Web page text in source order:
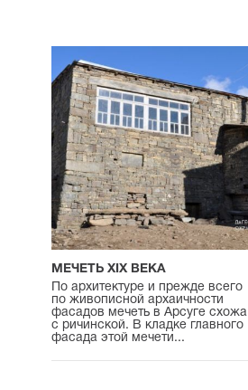
МЕЧЕТЬ XIX ВЕКА
По архитектуре и прежде всего
по живописной архаичности
фасадов мечеть в Арсуге схожа
с ричинской. В кладке главного
фасада этой мечети...